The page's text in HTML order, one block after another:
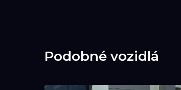
Podobné vozidlá